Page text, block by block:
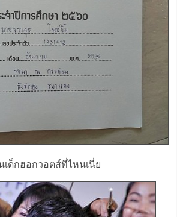
เด็กฮอกวอตส์ที่ไหนเนี่ย